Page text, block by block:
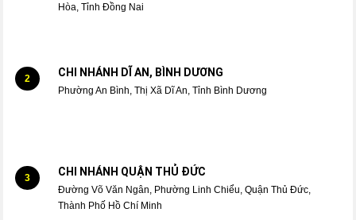
Hòa, Tỉnh Đồng Nai
2 CHI NHÁNH DĨ AN, BÌNH DƯƠNG
Phường An Bình, Thị Xã Dĩ An, Tỉnh Bình Dương
3 CHI NHÁNH QUẬN THỦ ĐỨC
Đường Võ Văn Ngân, Phường Linh Chiểu, Quận Thủ Đức,
Thành Phố Hồ Chí Minh